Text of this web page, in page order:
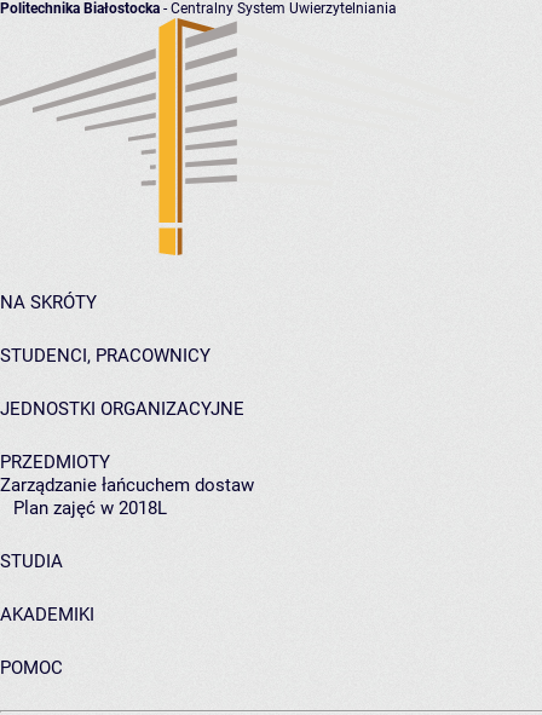
Politechnika Białostocka - Centralny System Uwierzytelniania
NA SKRÓTY
STUDENCI, PRACOWNICY
JEDNOSTKI ORGANIZACYJNE
PRZEDMIOTY
Zarządzanie łańcuchem dostaw
Plan zajęć w 2018L
STUDIA
AKADEMIKI
POMOC